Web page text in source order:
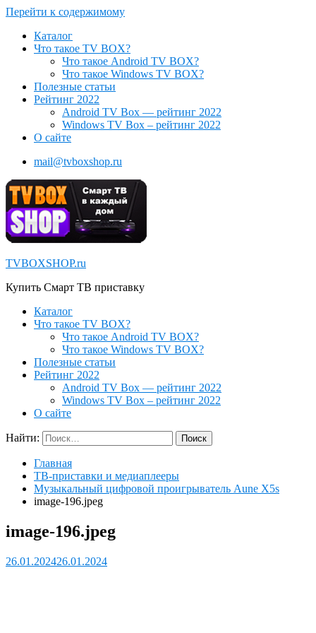
Перейти к содержимому
Каталог
Что такое TV BOX?
Что такое Android TV BOX?
Что такое Windows TV BOX?
Полезные статьи
Рейтинг 2022
Android TV Box — рейтинг 2022
Windows TV Box – рейтинг 2022
О сайте
mail@tvboxshop.ru
TVBOXSHOP.ru
Купить Смарт ТВ приставку
Каталог
Что такое TV BOX?
Что такое Android TV BOX?
Что такое Windows TV BOX?
Полезные статьи
Рейтинг 2022
Android TV Box — рейтинг 2022
Windows TV Box – рейтинг 2022
О сайте
Найти:
Главная
ТВ-приставки и медиаплееры
Музыкальный цифровой проигрыватель Aune X5s
image-196.jpeg
image-196.jpeg
26.01.202426.01.2024